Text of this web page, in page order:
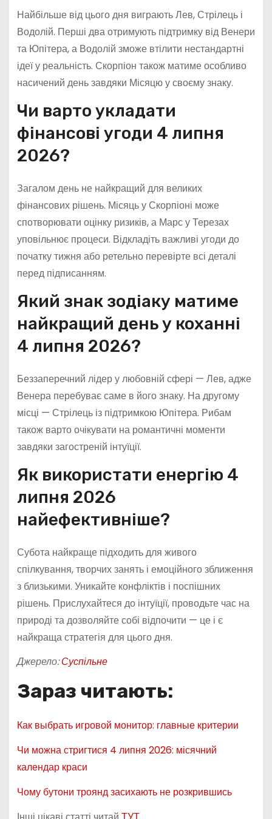
Найбільше від цього дня виграють Лев, Стрілець і
Водолій. Перші два отримують підтримку від Венери
та Юпітера, а Водолій зможе втілити нестандартні
ідеї у реальність. Скорпіон також матиме особливо
насичений день завдяки Місяцю у своєму знаку.
Чи варто укладати
фінансові угоди 4 липня
2026?
Загалом день не найкращий для великих
фінансових рішень. Місяць у Скорпіоні може
спотворювати оцінку ризиків, а Марс у Терезах
уповільнює процеси. Відкладіть важливі угоди до
початку тижня або ретельно перевірте всі деталі
перед підписанням.
Який знак зодіаку матиме
найкращий день у коханні
4 липня 2026?
Беззаперечний лідер у любовній сфері — Лев, адже
Венера перебуває саме в його знаку. На другому
місці — Стрілець із підтримкою Юпітера. Рибам
також варто очікувати на романтичні моменти
завдяки загостреній інтуїції.
Як використати енергію 4
липня 2026
найефективніше?
Субота найкраще підходить для живого
спілкування, творчих занять і емоційного зближення
з близькими. Уникайте конфліктів і поспішних
рішень. Прислухайтеся до інтуїції, проводьте час на
природі та дозволяйте собі відпочити — це і є
найкраща стратегія для цього дня.
Джерело:Суспільне
Зараз читають:
Как выбрать игровой монитор: главные критерии
Чи можна стригтися 4 липня 2026: місячний
календар краси
Чому бутони троянд засихають не розкрившись